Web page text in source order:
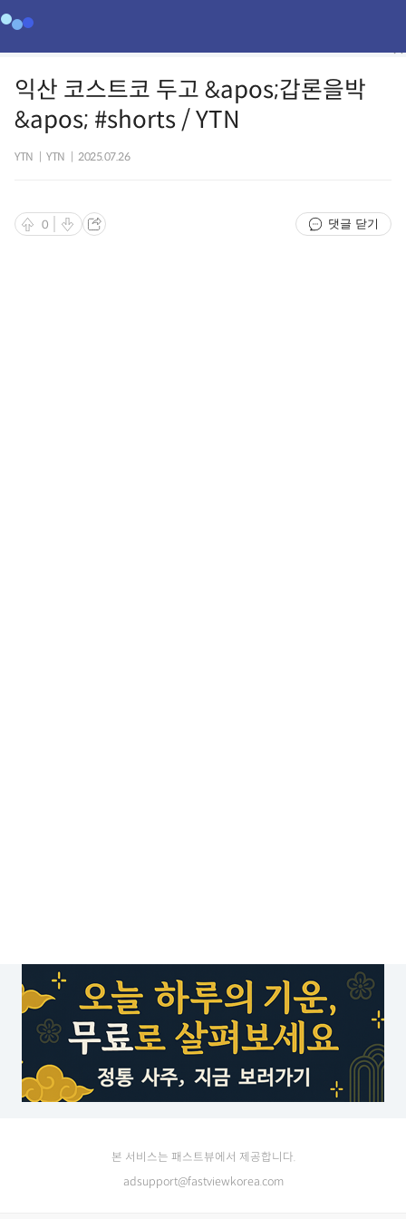
익산 코스트코 두고 &apos;갑론을박
&apos; #shorts / YTN
YTN YTN 2025.07.26
0 댓글 닫기
본 서비스는 패스트뷰에서 제공합니다.
adsupport@fastviewkorea.com